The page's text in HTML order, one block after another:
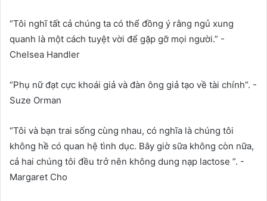
“Tôi nghĩ tất cả chúng ta có thể đồng ý rằng ngủ xung
quanh là một cách tuyệt vời để gặp gỡ mọi người.” -
Chelsea Handler
“Phụ nữ đạt cực khoái giả và đàn ông giả tạo về tài chính”. -
Suze Orman
“Tôi và bạn trai sống cùng nhau, có nghĩa là chúng tôi
không hề có quan hệ tình dục. Bây giờ sữa không còn nữa,
cả hai chúng tôi đều trở nên không dung nạp lactose ”. -
Margaret Cho